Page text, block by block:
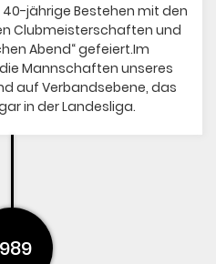
jährige Bestehen mit den
Clubmeisterschaften und
Abend“ gefeiert.Im
Mannschaften unseres
auf Verbandsebene, das
in der Landesliga.